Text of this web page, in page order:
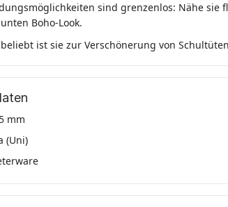
sind grenzenlos: Nähe
Boho-Look.
ist sie zur Verschönerung von
mm
(Uni)